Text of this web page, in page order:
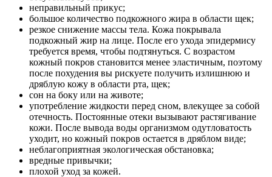
неправильный прикус;
большое количество подкожного жира в области щек;
резкое снижение массы тела. Кожа покрывала
подкожный жир на лице. После его ухода эпидермису
требуется время, чтобы подтянуться. С возрастом
кожный покров становится менее эластичным, поэтому
после похудения вы рискуете получить излишнюю и
дряблую кожу в области рта, щек;
сон на боку или на животе;
употребление жидкости перед сном, влекущее за собой
отечность. Постоянные отеки вызывают растягивание
кожи. После вывода воды организмом одутловатость
уходит, но кожный покров остается в дряблом виде;
неблагоприятная экологическая обстановка;
вредные привычки;
плохой уход за кожей.